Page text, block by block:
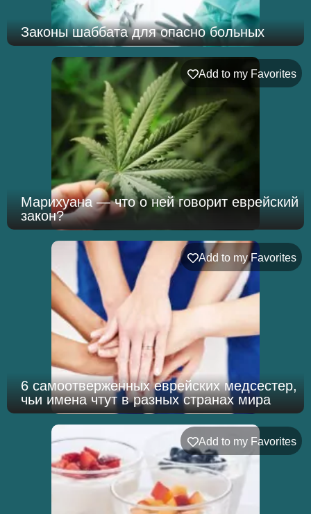
Законы шаббата для опасно больных
Add to my Favorites
Марихуана — что о ней говорит еврейский
закон?
Add to my Favorites
6 самоотверженных еврейских медсестер,
чьи имена чтут в разных странах мира
Add to my Favorites